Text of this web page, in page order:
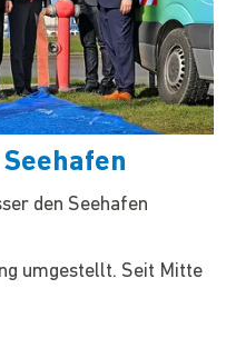
den Seehafen
umgestellt. Seit Mitte